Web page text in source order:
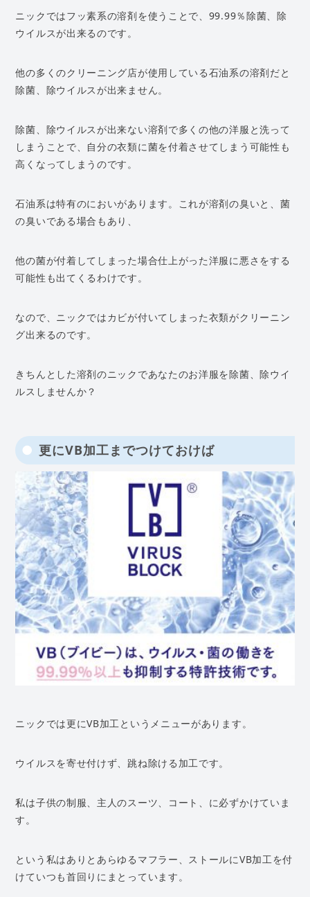
ニックではフッ素系の溶剤を使うことで、99.99％除菌、除
ウイルスが出来るのです。
他の多くのクリーニング店が使用している石油系の溶剤だと
除菌、除ウイルスが出来ません。
除菌、除ウイルスが出来ない溶剤で多くの他の洋服と洗って
しまうことで、自分の衣類に菌を付着させてしまう可能性も
高くなってしまうのです。
石油系は特有のにおいがあります。これが溶剤の臭いと、菌
の臭いである場合もあり、
他の菌が付着してしまった場合仕上がった洋服に悪さをする
可能性も出てくるわけです。
なので、ニックではカビが付いてしまった衣類がクリーニン
グ出来るのです。
きちんとした溶剤のニックであなたのお洋服を除菌、除ウイ
ルスしませんか？
更にVB加工までつけておけば
ニックでは更にVB加工というメニューがあります。
ウイルスを寄せ付けず、跳ね除ける加工です。
私は子供の制服、主人のスーツ、コート、に必ずかけていま
す。
という私はありとあらゆるマフラー、ストールにVB加工を付
けていつも首回りにまとっています。